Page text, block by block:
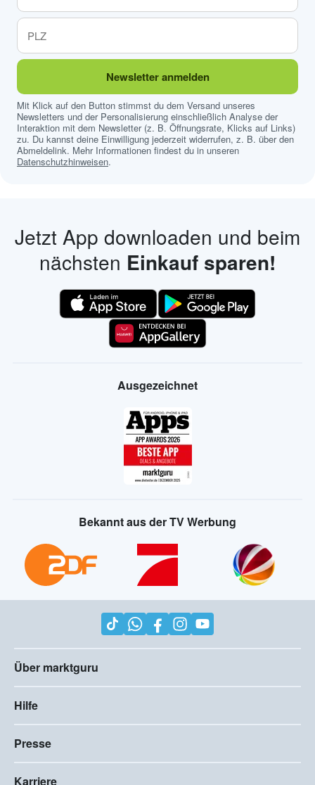
Newsletter anmelden
Mit Klick auf den Button stimmst du dem Versand unseres
Newsletters und der Personalisierung einschließlich Analyse der
Interaktion mit dem Newsletter (z. B. Öffnungsrate, Klicks auf Links)
zu. Du kannst deine Einwilligung jederzeit widerrufen, z. B. über den
Abmeldelink. Mehr Informationen findest du in unseren
Datenschutzhinweisen.
Jetzt App downloaden und beim
nächsten Einkauf sparen!
Ausgezeichnet
Bekannt aus der TV Werbung
Über marktguru
Hilfe
Presse
Karriere